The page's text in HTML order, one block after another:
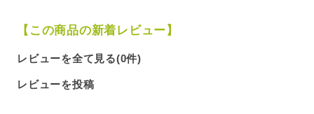
【この商品の新着レビュー】
レビューを全て見る(0件)
レビューを投稿